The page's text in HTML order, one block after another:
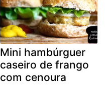
Mini hambúrguer
caseiro de frango
com cenoura